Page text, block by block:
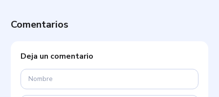
Comentarios
Deja un comentario